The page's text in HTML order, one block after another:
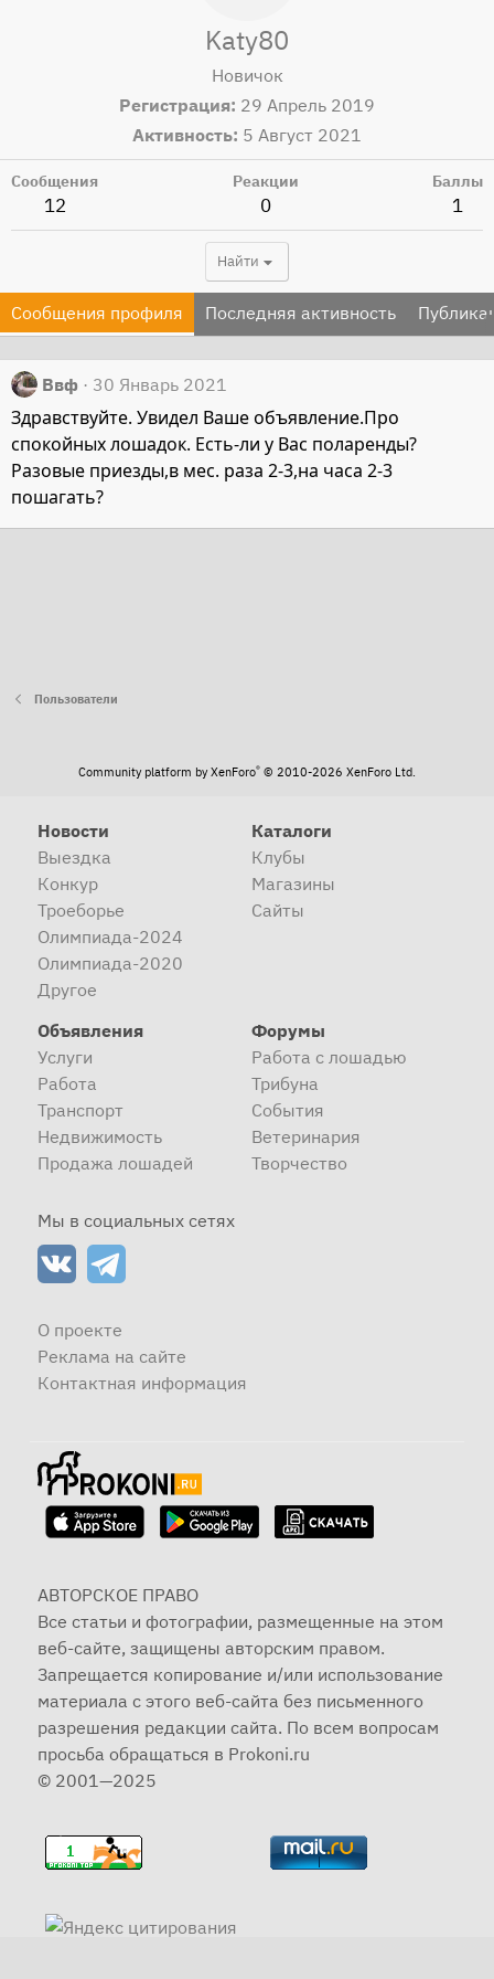
Katy80
Новичок
Регистрация 29 Апрель 2019
Активность 5 Август 2021
Сообщения
12
Реакции
0
Баллы
1
Найти
Сообщения профиля Последняя активность
Ввф 30 Январь 2021
Здравствуйте. Увидел Ваше объявление.Про
спокойных лошадок. Есть-ли у Вас поларенды?
Разовые приезды,в мес. раза 2-3,на часа 2-3
пошагать?
Пользователи
Community platform by XenForo® © 2010-2026 XenForo Ltd.
Новости
Выездка
Конкур
Троеборье
Олимпиада-2024
Олимпиада-2020
Другое
Каталоги
Клубы
Магазины
Сайты
Объявления
Услуги
Работа
Транспорт
Недвижимость
Продажа лошадей
Форумы
Работа с лошадью
Трибуна
События
Ветеринария
Творчество
Мы в социальных сетях
О проекте
Реклама на сайте
Контактная информация
АВТОРСКОЕ ПРАВО
Все статьи и фотографии, размещенные на этом
веб-сайте, защищены авторским правом.
Запрещается копирование и/или использование
материала с этого веб-сайта без письменного
разрешения редакции сайта. По всем вопросам
просьба обращаться в Prokoni.ru
© 2001—2025